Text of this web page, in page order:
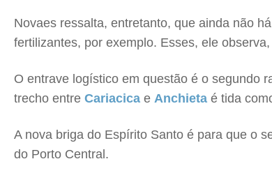
Novaes ressalta, entretanto, que ainda não
fertilizantes, por exemplo. Esses, ele
O entrave logístico em questão é o segundo
trecho entre Cariacica e Anchieta é tida
A nova briga do Espírito Santo é para que o
do Porto Central.